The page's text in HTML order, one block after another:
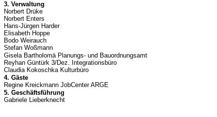
3. Verwaltung
Norbert Drüke
Norbert Enters
Hans-Jürgen Harder
Elisabeth Hoppe
Bodo Weirauch
Stefan Woßmann
Gisela Bartholomä Planungs- und Bauordnungsamt
Reyhan Güntürk 3/Dez. Integrationsbüro
Claudia Kokoschka Kulturbüro
4. Gäste
Regine Kreickmann JobCenter ARGE
5. Geschäftsführung
Gabriele Lieberknecht